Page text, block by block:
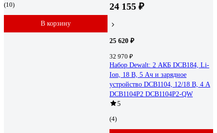
(10)
В корзину
24 155 ₽
25 620 ₽
32 970 ₽
Набор Dewalt: 2 АКБ DCB184, Li-
Ion, 18 В, 5 Ач и зарядное
устройство DCB1104, 12/18 В, 4 A
DCB1104P2 DCB1104P2-QW
5
(4)